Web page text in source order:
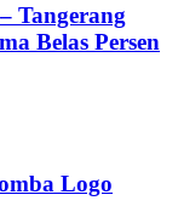
Tangerang
Belas Persen
Logo